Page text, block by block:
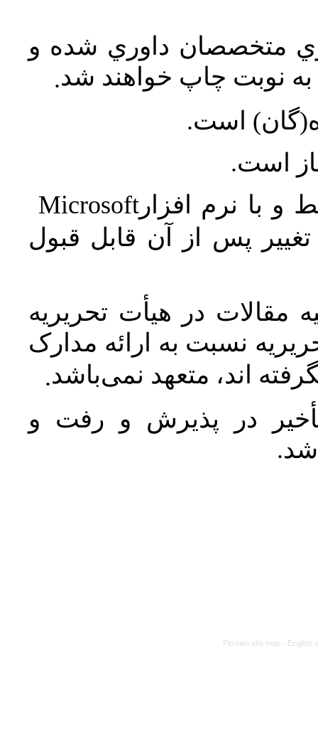
متخصصان داوري شده و
نوبت چاپ خواهند شد.
است.
است.
و با نرم افزارMicrosoft
پس از آن قابل قبول
مقالات در هیأت تحریریه
نسبت به ارائه مدارک
اند، متعهد نمی‌باشد.
در پذیرش و رفت و
شد.
Persian site map - English